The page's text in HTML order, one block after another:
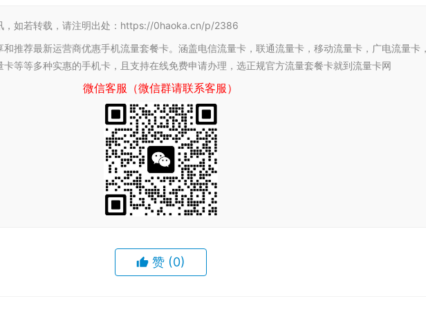
，如若转载，请注明出处：https://0haoka.cn/p/2386
推荐最新运营商优惠手机流量套餐卡。涵盖电信流量卡，联通流量卡，移动流量卡，广电流量卡
等等多种实惠的手机卡，且支持在线免费申请办理，选正规官方流量套餐卡就到流量卡网
微信客服（微信群请联系客服）
赞 (0)